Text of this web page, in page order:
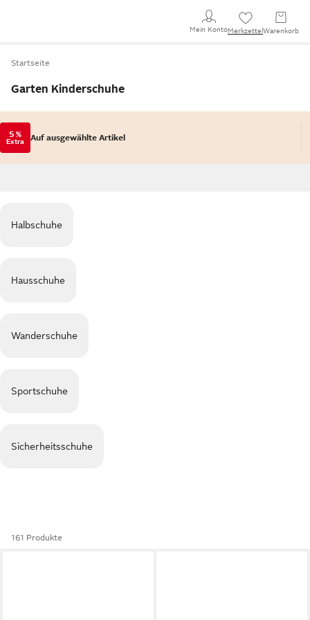
Mein KontoMerkzettel Warenkorb
Startseite
Garten Kinderschuhe
5 %
Extra Auf ausgewählte Artikel
Halbschuhe
Hausschuhe
Wanderschuhe
Sportschuhe
Sicherheitsschuhe
161 Produkte